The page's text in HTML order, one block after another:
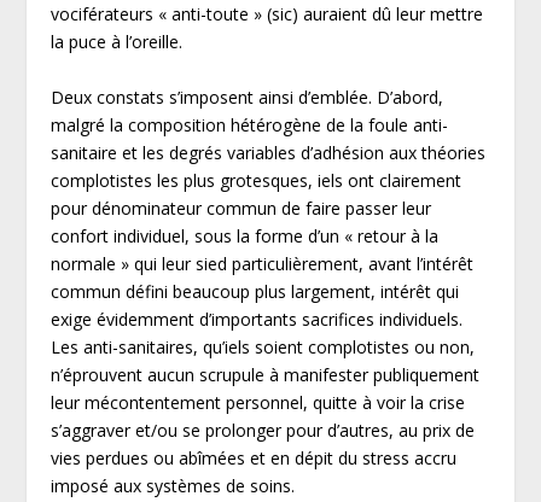
vociférateurs « anti-toute » (sic) auraient dû leur mettre
la puce à l’oreille.
Deux constats s’imposent ainsi d’emblée. D’abord,
malgré la composition hétérogène de la foule anti-
sanitaire et les degrés variables d’adhésion aux théories
complotistes les plus grotesques, iels ont clairement
pour dénominateur commun de faire passer leur
confort individuel, sous la forme d’un « retour à la
normale » qui leur sied particulièrement, avant l’intérêt
commun défini beaucoup plus largement, intérêt qui
exige évidemment d’importants sacrifices individuels.
Les anti-sanitaires, qu’iels soient complotistes ou non,
n’éprouvent aucun scrupule à manifester publiquement
leur mécontentement personnel, quitte à voir la crise
s’aggraver et/ou se prolonger pour d’autres, au prix de
vies perdues ou abîmées et en dépit du stress accru
imposé aux systèmes de soins.